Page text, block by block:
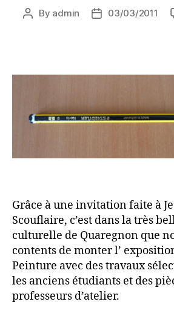
Post
By admin
Post03/03/2011
Grâce à une invitation faite à
Scouflaire, c’est dans la très
culturelle de Quaregnon que
contents de monter l’
Peinture avec des travaux
les anciens étudiants et des
professeurs d’atelier.